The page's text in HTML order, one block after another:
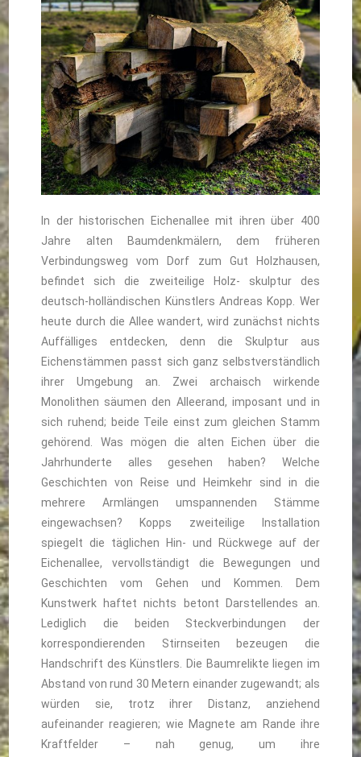
In der historischen Eichenallee mit ihren über 400
Jahre alten Baumdenkmälern, dem früheren
Verbindungsweg vom Dorf zum Gut Holzhausen,
befindet sich die zweiteilige Holz- skulptur des
deutsch-holländischen Künstlers Andreas Kopp. Wer
heute durch die Allee wandert, wird zunächst nichts
Auffälliges entdecken, denn die Skulptur aus
Eichenstämmen passt sich ganz selbstverständlich
ihrer Umgebung an. Zwei archaisch wirkende
Monolithen säumen den Alleerand, imposant und in
sich ruhend; beide Teile einst zum gleichen Stamm
gehörend. Was mögen die alten Eichen über die
Jahrhunderte alles gesehen haben? Welche
Geschichten von Reise und Heimkehr sind in die
mehrere Armlängen umspannenden Stämme
eingewachsen? Kopps zweiteilige Installation
spiegelt die täglichen Hin- und Rückwege auf der
Eichenallee, vervollständigt die Bewegungen und
Geschichten vom Gehen und Kommen. Dem
Kunstwerk haftet nichts betont Darstellendes an.
Lediglich die beiden Steckverbindungen der
korrespondierenden Stirnseiten bezeugen die
Handschrift des Künstlers. Die Baumrelikte liegen im
Abstand von rund 30 Metern einander zugewandt; als
würden sie, trotz ihrer Distanz, anziehend
aufeinander reagieren; wie Magnete am Rande ihre
Kraftfelder – nah genug, um ihre